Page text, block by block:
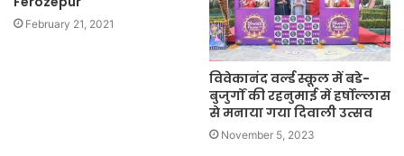
February 21, 2021
विवेकानंद वर्ल्ड स्कूल में बडे-
बुजुर्गों की रहनुमाई में हर्षोल्लास
से मनाया गया दिवाली उत्सव
November 5, 2023